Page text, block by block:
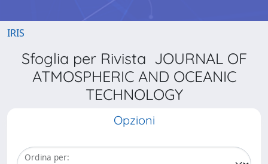
IRIS
Sfoglia per Rivista JOURNAL OF
ATMOSPHERIC AND OCEANIC
TECHNOLOGY
Opzioni
Ordina per: